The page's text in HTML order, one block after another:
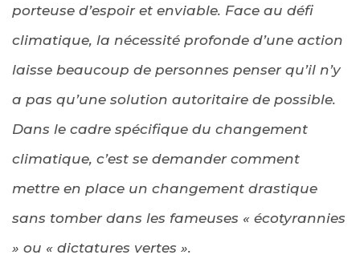
porteuse d’espoir et enviable. Face au défi
climatique, la nécessité profonde d’une action
laisse beaucoup de personnes penser qu’il n’y
a pas qu’une solution autoritaire de possible.
Dans le cadre spécifique du changement
climatique, c’est se demander comment
mettre en place un changement drastique
sans tomber dans les fameuses « écotyrannies
» ou « dictatures vertes ».